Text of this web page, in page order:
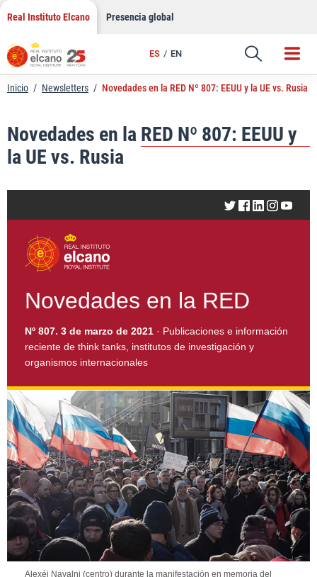
Saltar
contenido
Real Instituto Elcano Presencia global
ES EN
Enlace
Inicio / Newsletters / Novedades en la RED Nº 807: EEUU y la UE vs. Rusia
Novedades en la RED Nº 807: EEUU y
la UE vs. Rusia